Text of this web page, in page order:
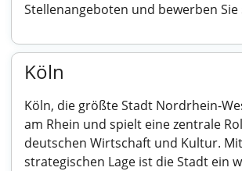
Stellenangeboten und bewerben Sie
Köln
Köln, die größte Stadt Nordrhein-
am Rhein und spielt eine zentrale
deutschen Wirtschaft und Kultur.
strategischen Lage ist die Stadt ein